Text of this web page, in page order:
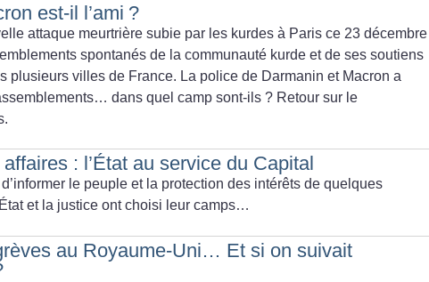
est-il l’ami ?
attaque meurtrière subie par les kurdes à Paris ce 23 décembre
spontanés de la communauté kurde et de ses soutiens
plusieurs villes de France. La police de Darmanin et Macron a
dans quel camp sont-ils ? Retour sur le
: l’État au service du Capital
le peuple et la protection des intérêts de quelques
et la justice ont choisi leur camps…
au Royaume-Uni… Et si on suivait